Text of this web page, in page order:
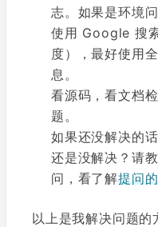
志。如果是环境
使用 Google 搜
度），最好使用
息。
看源码，看文档
题。
如果还没解决的
还是没解决？请
问，看了解提问
以上是我解决问题的